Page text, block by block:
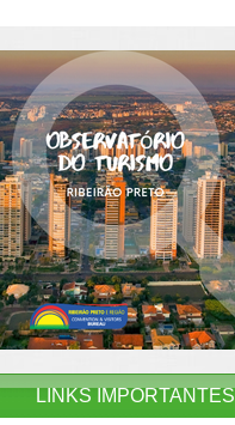
LINKS IMPORTANTES